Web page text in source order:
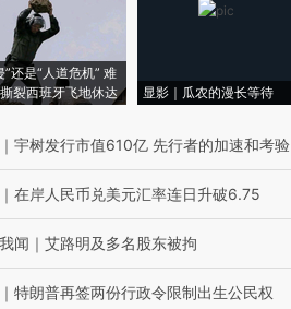
”还是“人道危机” 难
裂西班牙飞地休达
显影｜瓜农的漫长等待
｜ 宇树发行市值610亿 先行者的加速和考验
｜ 在岸人民币兑美元汇率连日升破6.75
闻 ｜ 艾路明及多名股东被拘
｜ 特朗普再签两份行政令限制出生公民权